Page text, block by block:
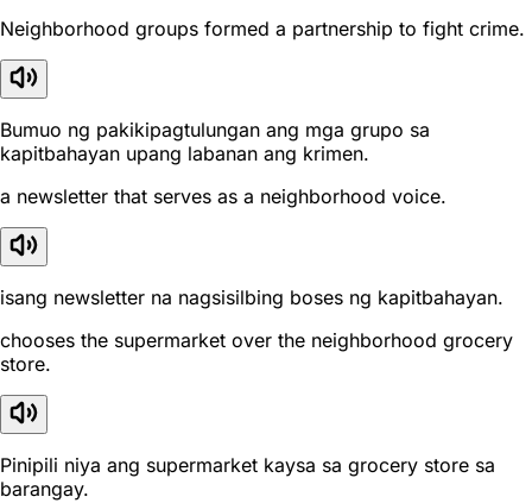
Neighborhood groups formed a partnership to fight crime.
Bumuo ng pakikipagtulungan ang mga grupo sa
kapitbahayan upang labanan ang krimen.
a newsletter that serves as a neighborhood voice.
isang newsletter na nagsisilbing boses ng kapitbahayan.
chooses the supermarket over the neighborhood grocery
store.
Pinipili niya ang supermarket kaysa sa grocery store sa
barangay.